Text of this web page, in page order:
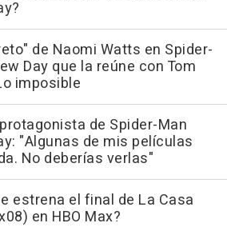
de Naomi Watts en Spider-
Day que la reúne con Tom
imposible
de Spider-Man
"Algunas de mis películas
No deberías verlas"
estrena el final de La Casa
en HBO Max?